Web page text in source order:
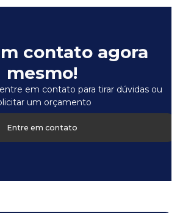
contato agora
mesmo!
em contato para tirar dúvidas ou
um orçamento
Entre em contato